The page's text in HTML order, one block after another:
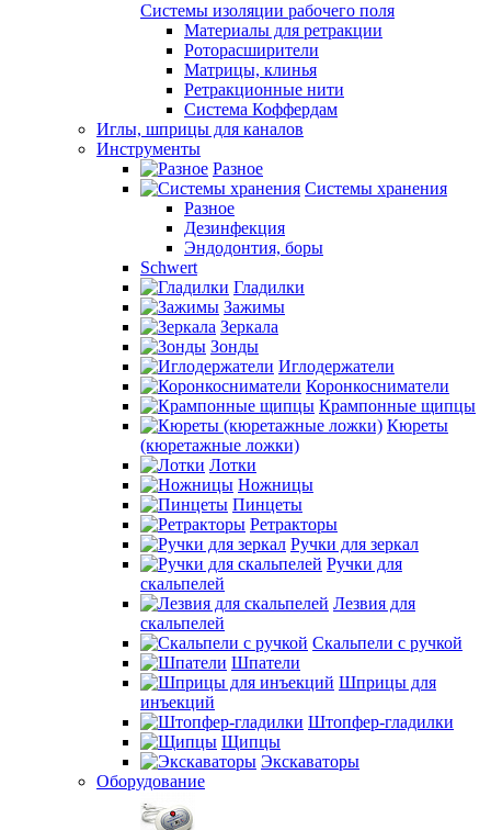
Системы изоляции рабочего поля
Материалы для ретракции
Роторасширители
Матрицы, клинья
Ретракционные нити
Система Коффердам
Иглы, шприцы для каналов
Инструменты
Разное
Системы хранения
Разное
Дезинфекция
Эндодонтия, боры
Schwert
Гладилки
Зажимы
Зеркала
Зонды
Иглодержатели
Коронкосниматели
Крампонные щипцы
Кюреты
(кюретажные ложки)
Лотки
Ножницы
Пинцеты
Ретракторы
Ручки для зеркал
Ручки для
скальпелей
Лезвия для
скальпелей
Скальпели с ручкой
Шпатели
Шприцы для
инъекций
Штопфер-гладилки
Щипцы
Экскаваторы
Оборудование